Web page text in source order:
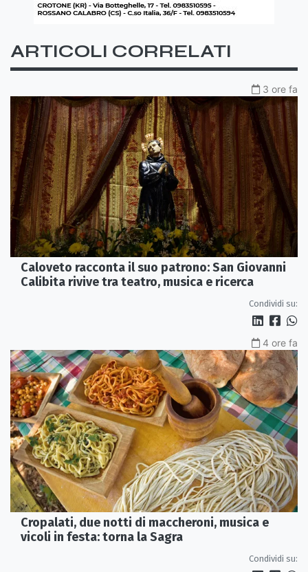
ARTICOLI CORRELATI
3 ore fa
Caloveto racconta il suo patrono: San Giovanni
Calibita rivive tra teatro, musica e ricerca
Condividi su:
4 ore fa
Cropalati, due notti di maccheroni, musica e
vicoli in festa: torna la Sagra
Condividi su: